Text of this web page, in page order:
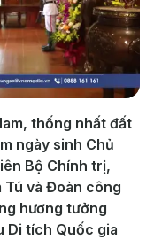
thống nhất đất
ngày sinh Chủ
Bộ Chính trị,
Tú và Đoàn công
hương tưởng
Di tích Quốc gia